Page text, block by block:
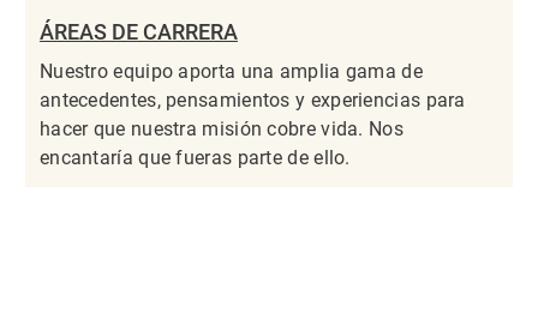
ÁREAS DE CARRERA
Nuestro equipo aporta una amplia gama de
antecedentes, pensamientos y experiencias para
hacer que nuestra misión cobre vida. Nos
encantaría que fueras parte de ello.